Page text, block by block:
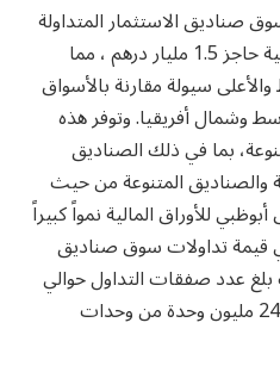
صناديق الاستثمار المتداولة
لدى سوق أبوظبي للأوراق المالية حاجز 1.5 مليار درهم ، مما
سيولة مقارنة بالأسواق
وشمال أفريقيا. وتوفر هذه
بما في ذلك الصناديق
والصناديق المتنوعة من حيث
للأوراق المالية نمواً كبيراً
قيمة تداولات سوق صناديق
بلغ عدد صفقات التداول حوالي
12،500 ألف صفقة تداول لـ 243 مليون وحدة من وحدات